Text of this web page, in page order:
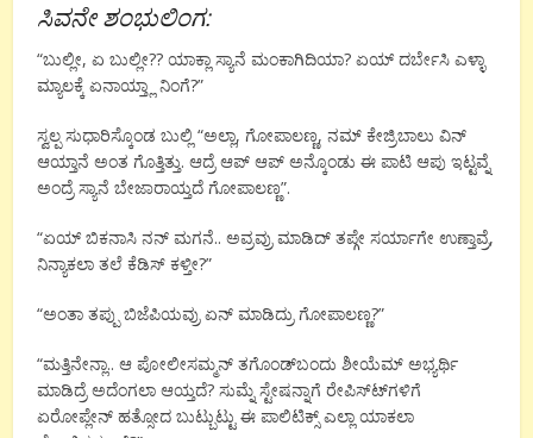
ಸಿವನೇ ಶಂಭುಲಿಂಗ:
“ಬುಲ್ಲೀ, ಏ ಬುಲ್ಲೀ?? ಯಾಕ್ಲಾ ಸ್ಯಾನೆ ಮಂಕಾಗಿದಿಯಾ? ಏಯ್ ದರ್ಬೇಸಿ ಎಳ್ಳಾ
ಮ್ಯಾಲಕ್ಕೆ ಏನಾಯ್ತ್ಲಾ ನಿಂಗೆ?”
ಸ್ವಲ್ಪ ಸುಧಾರಿಸ್ಕೊಂಡ ಬುಲ್ಲಿ “ಅಲ್ಲಾ, ಗೋಪಾಲಣ್ಣ, ನಮ್ ಕೇಜ್ರಿಬಾಲು ವಿನ್
ಆಯ್ತಾನೆ ಅಂತ ಗೊತ್ತಿತ್ತು. ಆದ್ರೆ ಆಪ್ ಆಪ್ ಅನ್ಕೊಂಡು ಈ ಪಾಟಿ ಆಪು ಇಟ್ಟವ್ನೆ
ಅಂದ್ರೆ ಸ್ಯಾನೆ ಬೇಜಾರಾಯ್ತದೆ ಗೋಪಾಲಣ್ಣ”.
“ಏಯ್ ಬಿಕನಾಸಿ ನನ್ ಮಗನೆ.. ಅವ್ರವ್ರು ಮಾಡಿದ್ ತಪ್ಗೇ ಸರ್ಯಾಗೇ ಉಣ್ತಾವ್ರೆ,
ನಿನ್ಯಾಕಲಾ ತಲೆ ಕೆಡಿಸ್ ಕಳ್ತೀ?”
“ಅಂತಾ ತಪ್ಪು ಬಿಜೆಪಿಯವ್ರು ಏನ್ ಮಾಡಿದ್ರು ಗೋಪಾಲಣ್ಣ?”
“ಮತ್ತಿನೇನ್ಲಾ.. ಆ ಪೋಲೀಸಮ್ಮನ್ ತಗೊಂಡ್‍ಬಂದು ಶೀಯೆಮ್ ಅಭ್ಯರ್ಥಿ
ಮಾಡಿದ್ರೆ ಅದೆಂಗಲಾ ಆಯ್ತದೆ? ಸುಮ್ನೆ ಸ್ಟೇಷನ್ನಾಗೆ ರೇಪಿಸ್ಟ್‍ಗಳಿಗೆ
ಏರೋಪ್ಲೇನ್ ಹತ್ಸೋದ ಬುಟ್ಬುಟ್ಟು ಈ ಪಾಲಿಟಿಕ್ಸ್ ಎಲ್ಲಾ ಯಾಕಲಾ